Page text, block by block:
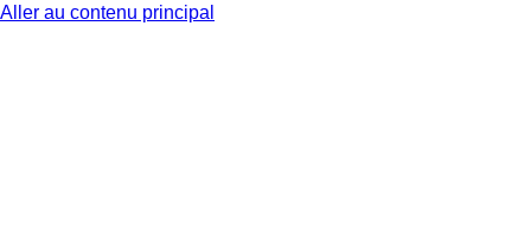
Aller au contenu principal